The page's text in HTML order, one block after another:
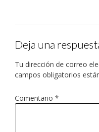
Deja una
Tu dirección de correo
campos obligatorios
Comentario *